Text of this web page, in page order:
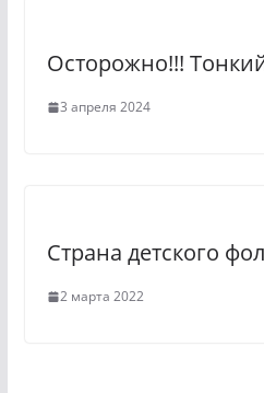
Осторожно!!!
3 апреля 2024
Страна детского
2 марта 2022